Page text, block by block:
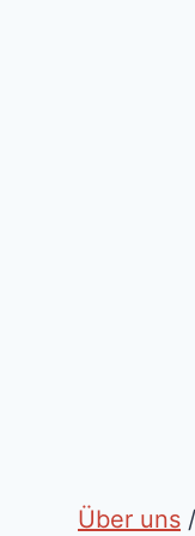
Über uns /